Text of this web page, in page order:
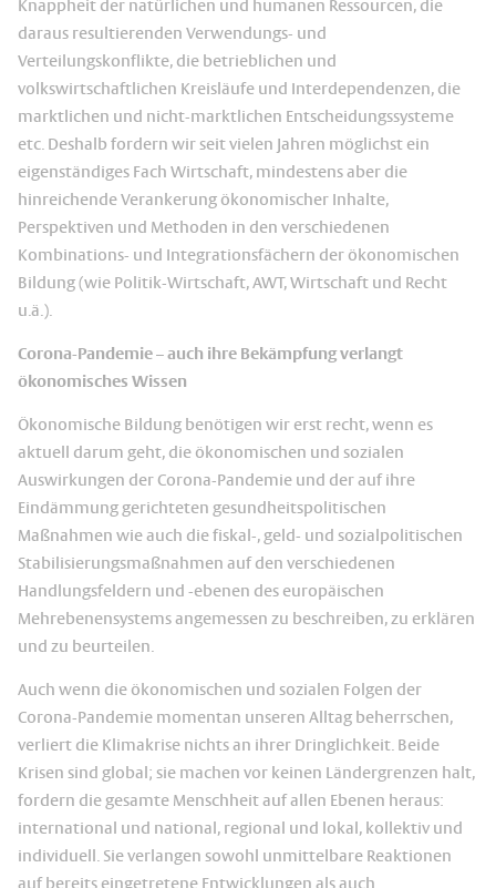
Knappheit der natürlichen und humanen Ressourcen, die
daraus resultierenden Verwendungs- und
Verteilungskonflikte, die betrieblichen und
volkswirtschaftlichen Kreisläufe und Interdependenzen, die
marktlichen und nicht-marktlichen Entscheidungssysteme
etc. Deshalb fordern wir seit vielen Jahren möglichst ein
eigenständiges Fach Wirtschaft, mindestens aber die
hinreichende Verankerung ökonomischer Inhalte,
Perspektiven und Methoden in den verschiedenen
Kombinations- und Integrationsfächern der ökonomischen
Bildung (wie Politik-Wirtschaft, AWT, Wirtschaft und Recht
u.ä.).
Corona-Pandemie – auch ihre Bekämpfung verlangt
ökonomisches Wissen
Ökonomische Bildung benötigen wir erst recht, wenn es
aktuell darum geht, die ökonomischen und sozialen
Auswirkungen der Corona-Pandemie und der auf ihre
Eindämmung gerichteten gesundheitspolitischen
Maßnahmen wie auch die fiskal-, geld- und sozialpolitischen
Stabilisierungsmaßnahmen auf den verschiedenen
Handlungsfeldern und -ebenen des europäischen
Mehrebenensystems angemessen zu beschreiben, zu erklären
und zu beurteilen.
Auch wenn die ökonomischen und sozialen Folgen der
Corona-Pandemie momentan unseren Alltag beherrschen,
verliert die Klimakrise nichts an ihrer Dringlichkeit. Beide
Krisen sind global; sie machen vor keinen Ländergrenzen halt,
fordern die gesamte Menschheit auf allen Ebenen heraus:
international und national, regional und lokal, kollektiv und
individuell. Sie verlangen sowohl unmittelbare Reaktionen